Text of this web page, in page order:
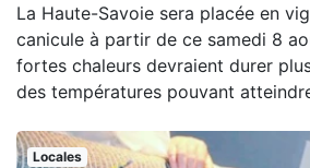
La Haute-Savoie sera placée en
canicule à partir de ce samedi 8
fortes chaleurs devraient durer
des températures pouvant
Locales